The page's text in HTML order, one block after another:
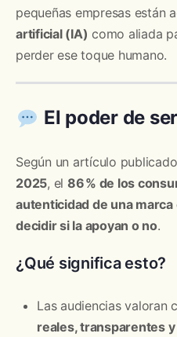
pequeñas empresas están
artificial (IA) como aliada
perder ese toque humano.
El poder de
Según un artículo
2025, el 86 % de los
autenticidad de una
decidir si la apoyan o no.
¿Qué significa esto?
Las audiencias valoran
reales, transparentes